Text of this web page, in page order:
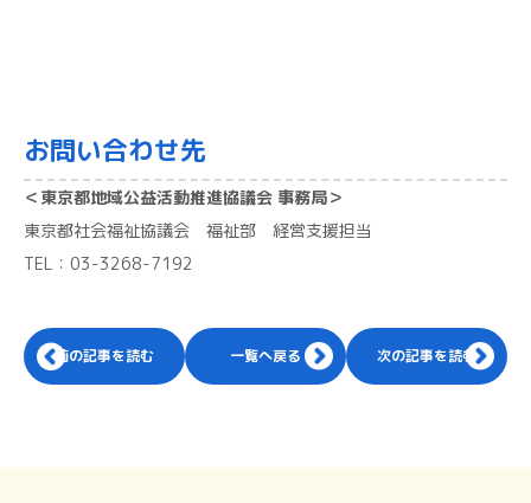
お問い合わせ先
＜東京都地域公益活動推進協議会 事務局＞
東京都社会福祉協議会 福祉部 経営支援担当
TEL：03-3268-7192
前の記事を読む 一覧へ戻る 次の記事を読む